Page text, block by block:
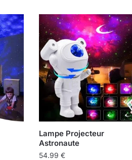
29.99 €
à
49.99 €
produit
a
plusieurs
variations.
Les
options
peuvent
être
choisies
la
page
Lampe Projecteur
Astronaute
54.99€